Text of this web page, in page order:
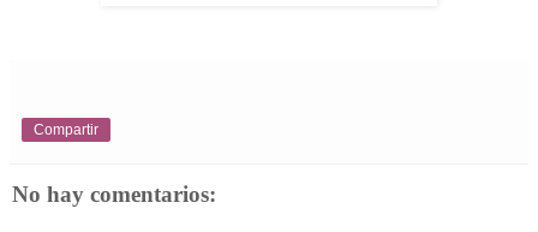
Compartir
No hay comentarios: